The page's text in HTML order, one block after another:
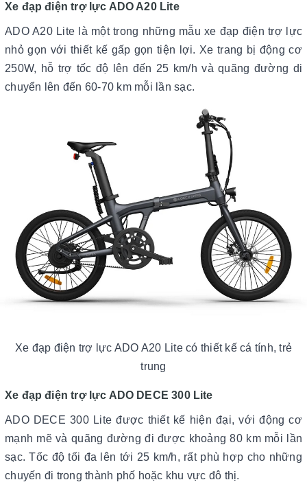
Xe đạp điện trợ lực ADO A20 Lite
ADO A20 Lite là một trong những mẫu xe đạp điện trợ lực
nhỏ gọn với thiết kế gấp gọn tiện lợi. Xe trang bị động cơ
250W, hỗ trợ tốc độ lên đến 25 km/h và quãng đường di
chuyển lên đến 60-70 km mỗi lần sạc.
Xe đạp điện trợ lực ADO A20 Lite có thiết kế cá tính, trẻ
trung
Xe đạp điện trợ lực ADO DECE 300 Lite
ADO DECE 300 Lite được thiết kế hiện đại, với động cơ
mạnh mẽ và quãng đường đi được khoảng 80 km mỗi lần
sạc. Tốc độ tối đa lên tới 25 km/h, rất phù hợp cho những
chuyến đi trong thành phố hoặc khu vực đô thị.